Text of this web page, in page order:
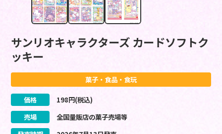
サンリオキャラクターズ カードソフトク
ッキー
菓子・食品・食玩
価格 198円(税込)
売場
全国量販店の菓子売場等